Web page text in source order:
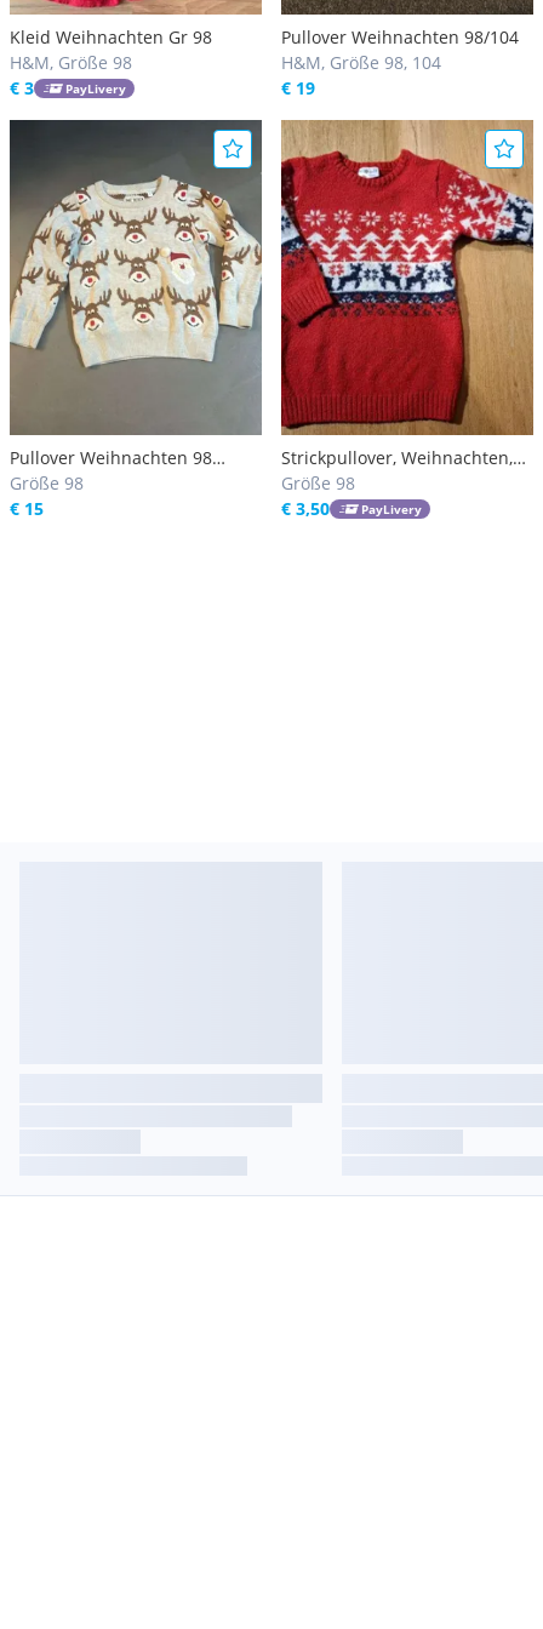
Kleid Weihnachten Gr 98
H&M, Größe 98
€ 3
PayLivery
Pullover Weihnachten 98/104
H&M, Größe 98, 104
€ 19
Pullover Weihnachten 98
neuwertig
Größe 98
€ 15
Strickpullover, Weihnachten,
Gr. 98
Größe 98
€ 3,50
PayLivery